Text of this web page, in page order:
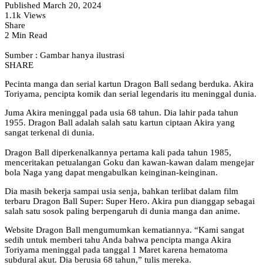
Published March 20, 2024
1.1k Views
Share
2 Min Read
Sumber : Gambar hanya ilustrasi
SHARE
Pecinta manga dan serial kartun Dragon Ball sedang berduka. Akira
Toriyama, pencipta komik dan serial legendaris itu meninggal dunia.
Juma Akira meninggal pada usia 68 tahun. Dia lahir pada tahun
1955. Dragon Ball adalah salah satu kartun ciptaan Akira yang
sangat terkenal di dunia.
Dragon Ball diperkenalkannya pertama kali pada tahun 1985,
menceritakan petualangan Goku dan kawan-kawan dalam mengejar
bola Naga yang dapat mengabulkan keinginan-keinginan.
Dia masih bekerja sampai usia senja, bahkan terlibat dalam film
terbaru Dragon Ball Super: Super Hero. Akira pun dianggap sebagai
salah satu sosok paling berpengaruh di dunia manga dan anime.
Website Dragon Ball mengumumkan kematiannya. “Kami sangat
sedih untuk memberi tahu Anda bahwa pencipta manga Akira
Toriyama meninggal pada tanggal 1 Maret karena hematoma
subdural akut. Dia berusia 68 tahun,” tulis mereka.